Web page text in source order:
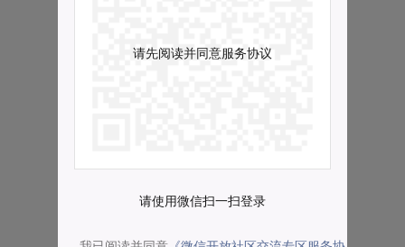
请先阅读并同意服务协议
请使用微信扫一扫登录